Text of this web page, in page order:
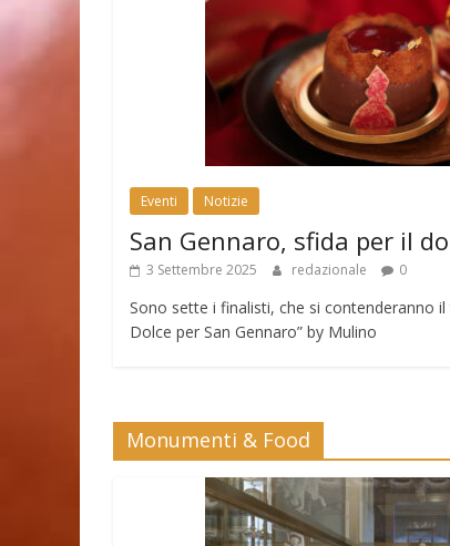
Eventi Notizie
San Gennaro, sfida per il
3 Settembre 2025 redazionale 0
Sono sette i finalisti, che si contenderanno
Dolce per San Gennaro” by Mulino
Monumenti & Food